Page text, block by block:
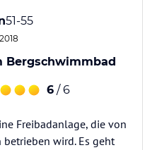
51-55
Bergschwimmbad
6 / 6
Freibadanlage, die von
betrieben wird. Es geht